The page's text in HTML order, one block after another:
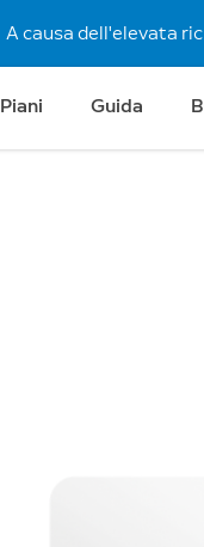
A causa dell'elevata
Piani Guida